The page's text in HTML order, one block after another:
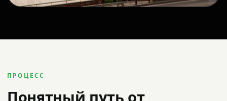
ПРОЦЕСС
Понятный путь от